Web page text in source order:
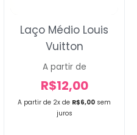
A partir de 2x de R$6,00 sem
juros
Laço Médio Louis
Vuitton
A partir de
R$12,00